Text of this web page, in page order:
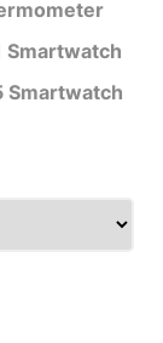
Smartwatch
Smartwatch